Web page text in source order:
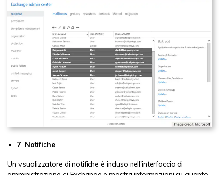
7. Notifiche
Un visualizzatore di notifiche è incluso nell'interfaccia di